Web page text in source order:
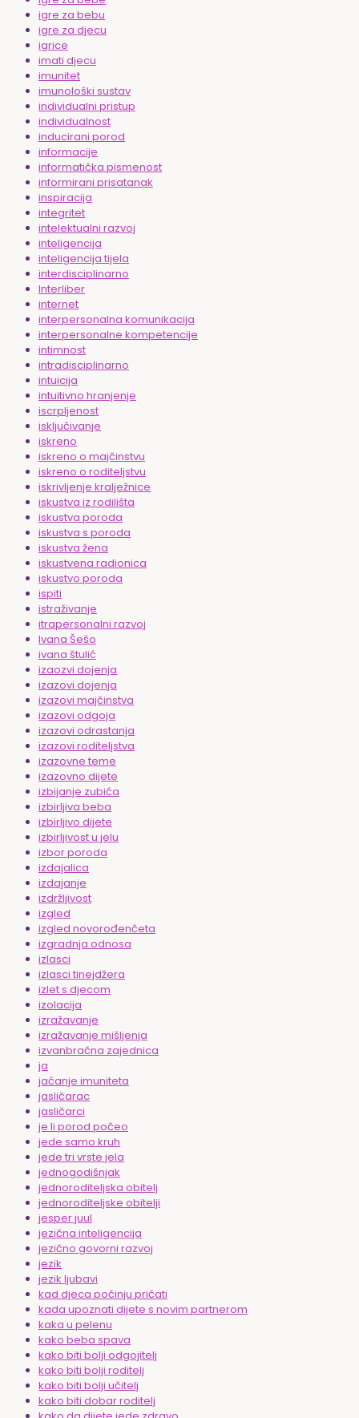
igre za bebu
igre za djecu
igrice
imati djecu
imunitet
imunološki sustav
individualni pristup
individualnost
inducirani porod
informacije
informatička pismenost
informirani prisatanak
inspiracija
integritet
intelektualni razvoj
inteligencija
inteligencija tijela
interdisciplinarno
Interliber
internet
interpersonalna komunikacija
interpersonalne kompetencije
intimnost
intradisciplinarno
intuicija
intuitivno hranjenje
iscrpljenost
isključivanje
iskreno
iskreno o majčinstvu
iskreno o roditeljstvu
iskrivljenje kralježnice
iskustva iz rodilišta
iskustva poroda
iskustva s poroda
iskustva žena
iskustvena radionica
iskustvo poroda
ispiti
istraživanje
itrapersonalni razvoj
Ivana Šešo
ivana štulić
izaozvi dojenja
izazovi dojenja
izazovi majčinstva
izazovi odgoja
izazovi odrastanja
izazovi roditeljstva
izazovne teme
izazovno dijete
izbijanje zubića
izbirljiva beba
izbirljivo dijete
izbirljivost u jelu
izbor poroda
izdajalica
izdajanje
izdržljivost
izgled
izgled novorođenčeta
izgradnja odnosa
izlasci
izlasci tinejdžera
izlet s djecom
izolacija
izražavanje
izražavanje mišljenja
izvanbračna zajednica
ja
jačanje imuniteta
jasličarac
jasličarci
je li porod počeo
jede samo kruh
jede tri vrste jela
jednogodišnjak
jednoroditeljska obitelj
jednoroditeljske obitelji
jesper juul
jezična inteligencija
jezično govorni razvoj
jezik
jezik ljubavi
kad djeca počinju pričati
kada upoznati dijete s novim partnerom
kaka u pelenu
kako beba spava
kako biti bolji odgojitelj
kako biti bolji roditelj
kako biti bolji učitelj
kako biti dobar roditelj